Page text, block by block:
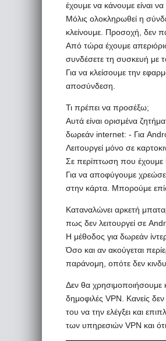
έχουμε να κάνουμε είναι
Μόλις ολοκληρωθεί η
κλείνουμε. Προσοχή, δεν
Από τώρα έχουμε
συνδέσετε τη συσκευή με
Για να κλείσουμε την
αποσύνδεση.
Τι πρέπει να προσέξω;
Αυτά είναι ορισμένα
δωρεάν internet: - Για
Λειτουργεί μόνο σε
Σε περίπτωση που έχουμε
Για να αποφύγουμε
στην κάρτα. Μπορούμε
Καταναλώνει αρκετή
πως δεν λειτουργεί σε
Η μέθοδος για δωρεάν
Όσο και αν ακούγεται
παράνομη, οπότε δεν
Δεν θα χρησιμοποιήσουμε
δημοφιλές VPN. Κανείς
του να την ελέγξει και
των υπηρεσιών VPN και